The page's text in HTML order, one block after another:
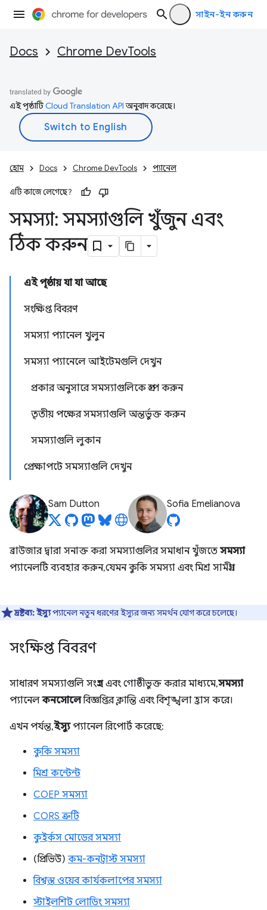
সাইন-ইন করুন
Docs Chrome DevTools
এই পৃষ্ঠাটিCloud Translation APIঅনুবাদ করেছে।
হোম Docs Chrome DevTools প্যানেল
এটি কাজে লেগেছে?
সমস্যা: সমস্যাগুলি খুঁজুন এবং
ঠিক করুন
এই পৃষ্ঠায় যা যা আছে
সংক্ষিপ্ত বিবরণ
সমস্যা প্যানেল খুলুন
সমস্যা প্যানেলে আইটেমগুলি দেখুন
প্রকার অনুসারে সমস্যাগুলিকে গ্রুপ করুন
তৃতীয় পক্ষের সমস্যাগুলি অন্তর্ভুক্ত করুন
সমস্যাগুলি লুকান
প্রেক্ষাপটে সমস্যাগুলি দেখুন
Sam Dutton Sofia Emelianova
ব্রাউজার দ্বারা সনাক্ত করা সমস্যাগুলির সমাধান খুঁজতে সমস্যা
প্যানেলটি ব্যবহার করুন, যেমন কুকি সমস্যা এবং মিশ্র সামগ্রী।
দ্রষ্টব্য:ইস্যুপ্যানেল নতুন ধরণের ইস্যুর জন্য সমর্থন যোগ করে চলেছে।
সংক্ষিপ্ত বিবরণ
সাধারণ সমস্যাগুলি সংগ্রহ এবং গোষ্ঠীভুক্ত করার মাধ্যমে,সমস্যা
প্যানেলকনসোলেবিজ্ঞপ্তির ক্লান্তি এবং বিশৃঙ্খলা হ্রাস করে।
এখন পর্যন্ত,ইস্যুপ্যানেল রিপোর্ট করেছে:
কুকি সমস্যা
মিশ্র কন্টেন্ট
COEP সমস্যা
CORS ত্রুটি
কুইর্কস মোডের সমস্যা
(প্রিভিউ) কম-কনট্রাস্ট সমস্যা
বিশ্বস্ত ওয়েব কার্যকলাপের সমস্যা
স্টাইলশিট লোডিং সমস্যা